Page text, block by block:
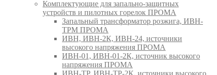
Комплектующие для запально-защитных
устройств и пилотных горелок ПРОМА
Запальный трансформатор розжига, ИВН-
ТРМ ПРОМА
ИВН, ИВН-2К, ИВН-24, источники
высокого напряжения ПРОМА
ИВН-01, ИВН-01-2К, источник высокого
напряжения ПРОМА
ИВН-ТР, ИВН-ТР-2К, источники высокого